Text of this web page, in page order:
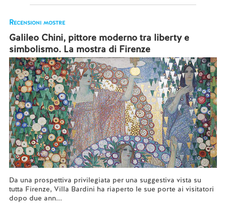
Recensioni mostre
Galileo Chini, pittore moderno tra liberty e
simbolismo. La mostra di Firenze
Da una prospettiva privilegiata per una suggestiva vista su
tutta Firenze, Villa Bardini ha riaperto le sue porte ai visitatori
dopo due ann...